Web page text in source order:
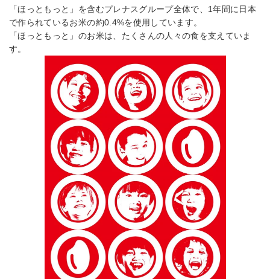
「ほっともっと」を含むプレナスグループ全体で、1年間に日本
で作られているお米の約0.4%を使用しています。
「ほっともっと」のお米は、たくさんの人々の食を支えていま
す。